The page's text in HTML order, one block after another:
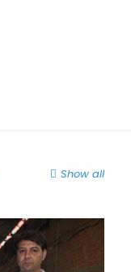
Show all